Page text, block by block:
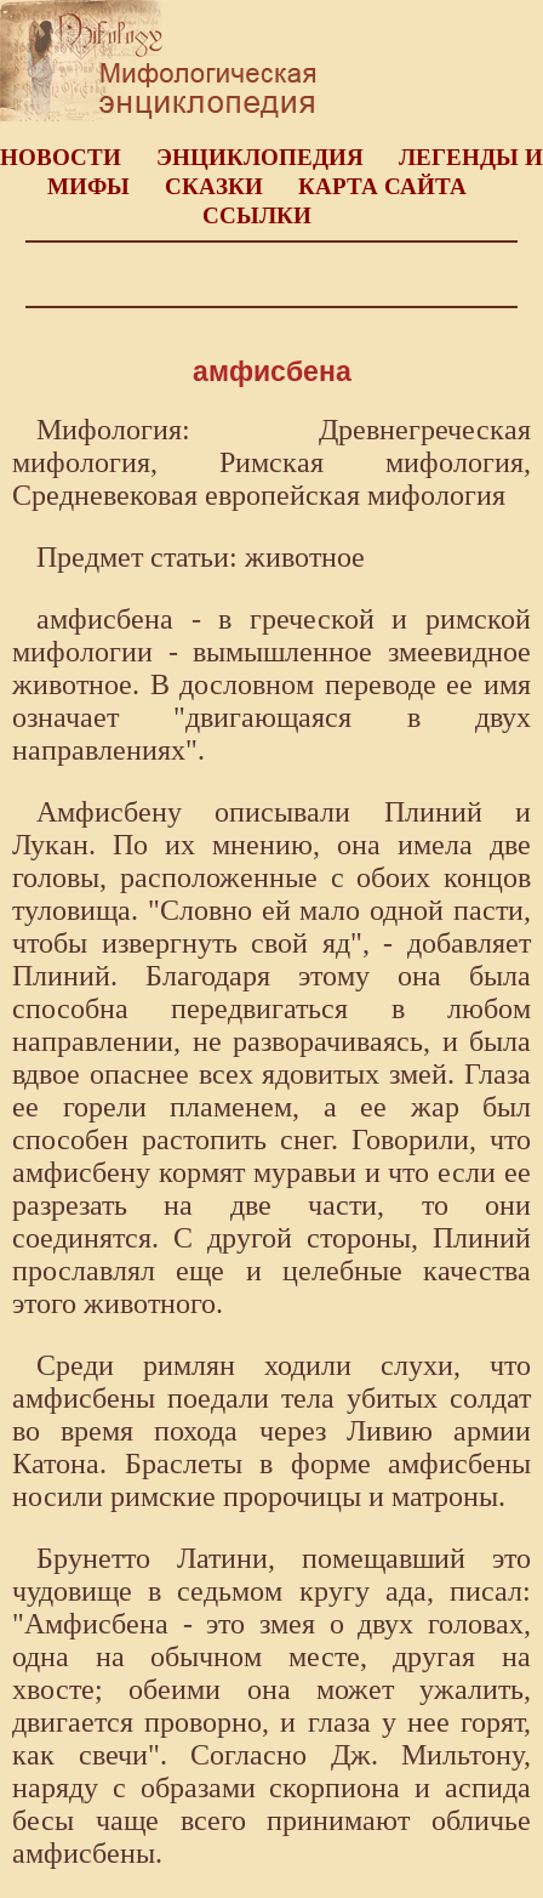
НОВОСТИ ЭНЦИКЛОПЕДИЯ
ЛЕГЕНДЫ И
МИФЫ
СКАЗКИ
КАРТА САЙТА
ССЫЛКИ
амфисбена
Мифология: Древнегреческая
мифология, Римская мифология,
Средневековая европейская мифология
Предмет статьи: животное
амфисбена - в греческой и римской
мифологии - вымышленное змеевидное
животное. В дословном переводе ее имя
означает "двигающаяся в двух
направлениях".
Амфисбену описывали Плиний и
Лукан. По их мнению, она имела две
головы, расположенные с обоих концов
туловища. "Словно ей мало одной пасти,
чтобы извергнуть свой яд", - добавляет
Плиний. Благодаря этому она была
способна передвигаться в любом
направлении, не разворачиваясь, и была
вдвое опаснее всех ядовитых змей. Глаза
ее горели пламенем, а ее жар был
способен растопить снег. Говорили, что
амфисбену кормят муравьи и что если ее
разрезать на две части, то они
соединятся. С другой стороны, Плиний
прославлял еще и целебные качества
этого животного.
Среди римлян ходили слухи, что
амфисбены поедали тела убитых солдат
во время похода через Ливию армии
Катона. Браслеты в форме амфисбены
носили римские пророчицы и матроны.
Брунетто Латини, помещавший это
чудовище в седьмом кругу ада, писал:
"Амфисбена - это змея о двух головах,
одна на обычном месте, другая на
хвосте; обеими она может ужалить,
двигается проворно, и глаза у нее горят,
как свечи". Согласно Дж. Мильтону,
наряду с образами скорпиона и аспида
бесы чаще всего принимают обличье
амфисбены.